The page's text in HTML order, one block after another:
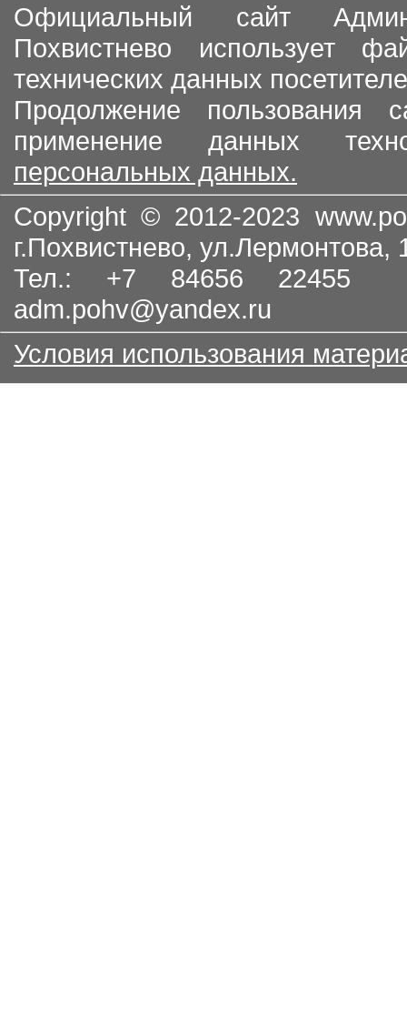
Официальный сайт
Похвистнево использует
технических данных
Продолжение пользования
применение данных
персональных данных.
Copyright © 2012-2023
г.Похвистнево, ул.Лермонтова,
Тел.: +7 84656
adm.pohv@yandex.ru
Условия использования